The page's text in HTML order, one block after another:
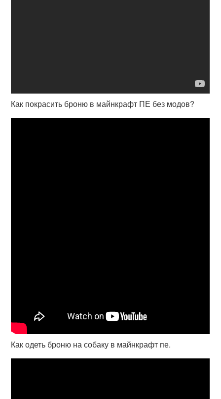
Как покрасить броню в майнкрафт ПЕ без модов?
Как одеть броню на собаку в майнкрафт пе.